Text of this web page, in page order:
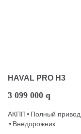
HAVAL PRO H3
3 099 000 q
АКПП Полный привод
Внедорожник